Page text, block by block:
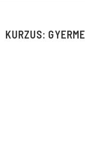
KURZUS: